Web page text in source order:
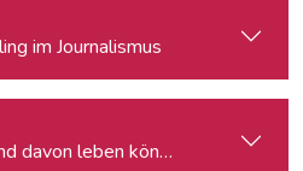
im Journalismus
davon leben können: So geht's